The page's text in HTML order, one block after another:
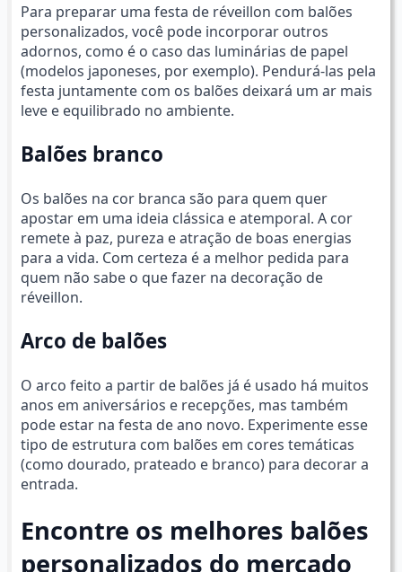
Para preparar uma festa de réveillon com balões
personalizados, você pode incorporar outros
adornos, como é o caso das luminárias de papel
(modelos japoneses, por exemplo). Pendurá-las pela
festa juntamente com os balões deixará um ar mais
leve e equilibrado no ambiente.
Balões branco
Os balões na cor branca são para quem quer
apostar em uma ideia clássica e atemporal. A cor
remete à paz, pureza e atração de boas energias
para a vida. Com certeza é a melhor pedida para
quem não sabe o que fazer na decoração de
réveillon.
Arco de balões
O arco feito a partir de balões já é usado há muitos
anos em aniversários e recepções, mas também
pode estar na festa de ano novo. Experimente esse
tipo de estrutura com balões em cores temáticas
(como dourado, prateado e branco) para decorar a
entrada.
Encontre os melhores balões
personalizados do mercado